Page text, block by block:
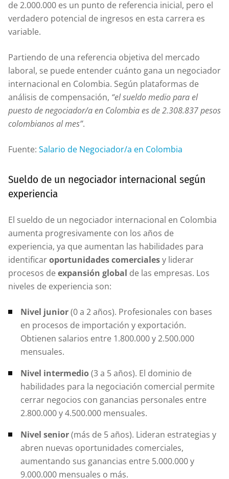
de 2.000.000 es un punto de referencia inicial, pero el
verdadero potencial de ingresos en esta carrera es
variable.
Partiendo de una referencia objetiva del mercado
laboral, se puede entender cuánto gana un negociador
internacional en Colombia. Según plataformas de
análisis de compensación, “el sueldo medio para el
puesto de negociador/a en Colombia es de 2.308.837 pesos
colombianos al mes”.
Fuente: Salario de Negociador/a en Colombia
Sueldo de un negociador internacional según
experiencia
El sueldo de un negociador internacional en Colombia
aumenta progresivamente con los años de
experiencia, ya que aumentan las habilidades para
identificaroportunidades comercialesy liderar
procesos deexpansión global de las empresas. Los
niveles de experiencia son:
Nivel junior(0 a 2 años). Profesionales con bases
en procesos de importación y exportación.
Obtienen salarios entre 1.800.000 y 2.500.000
mensuales.
Nivel intermedio(3 a 5 años). El dominio de
habilidades para la negociación comercial permite
cerrar negocios con ganancias personales entre
2.800.000 y 4.500.000 mensuales.
Nivel senior(más de 5 años). Lideran estrategias y
abren nuevas oportunidades comerciales,
aumentando sus ganancias entre 5.000.000 y
9.000.000 mensuales o más.